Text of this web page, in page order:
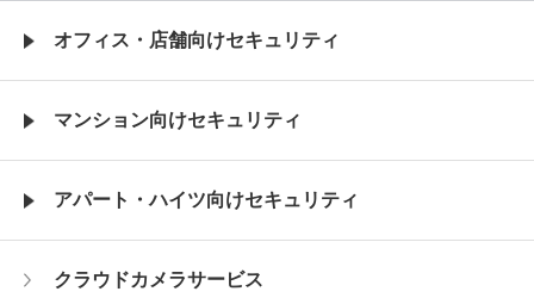
オフィス・店舗向けセキュリティ
マンション向けセキュリティ
アパート・ハイツ向けセキュリティ
クラウドカメラサービス